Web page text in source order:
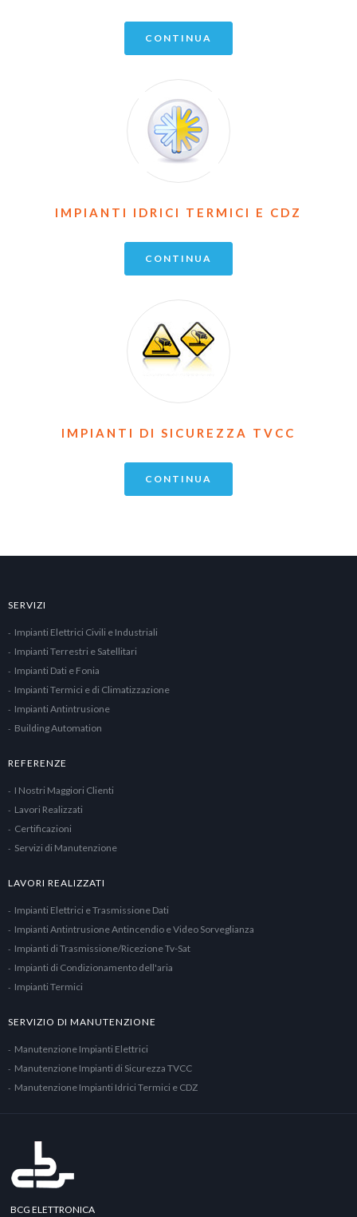
CONTINUA
IMPIANTI IDRICI TERMICI E CDZ
CONTINUA
IMPIANTI DI SICUREZZA TVCC
CONTINUA
SERVIZI
Impianti Elettrici Civili e Industriali
Impianti Terrestri e Satellitari
Impianti Dati e Fonia
Impianti Termici e di Climatizzazione
Impianti Antintrusione
Building Automation
REFERENZE
I Nostri Maggiori Clienti
Lavori Realizzati
Certificazioni
Servizi di Manutenzione
LAVORI REALIZZATI
Impianti Elettrici e Trasmissione Dati
Impianti Antintrusione Antincendio e Video Sorveglianza
Impianti di Trasmissione/Ricezione Tv-Sat
Impianti di Condizionamento dell'aria
Impianti Termici
SERVIZIO DI MANUTENZIONE
Manutenzione Impianti Elettrici
Manutenzione Impianti di Sicurezza TVCC
Manutenzione Impianti Idrici Termici e CDZ
BCG ELETTRONICA